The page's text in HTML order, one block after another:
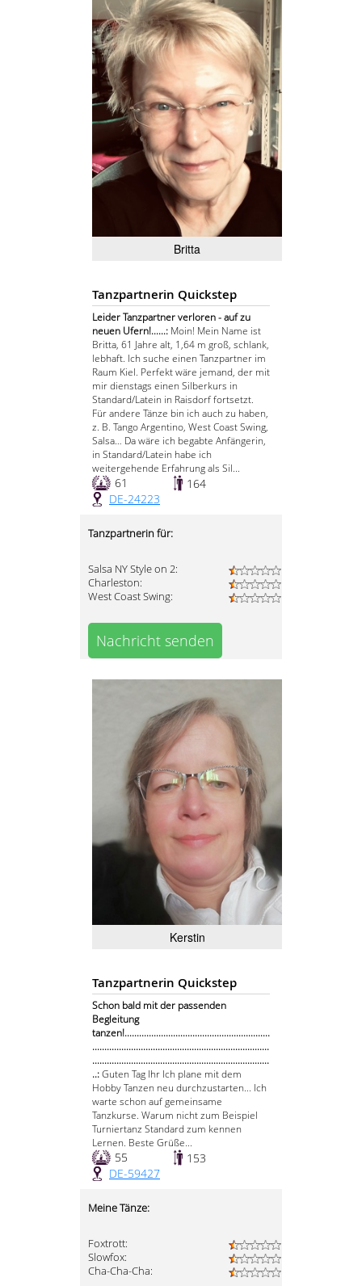
Britta
Tanzpartnerin Quickstep
Leider Tanzpartner verloren - auf zu
neuen Ufern!......: Moin! Mein Name ist
Britta, 61 Jahre alt, 1,64 m groß, schlank,
lebhaft. Ich suche einen Tanzpartner im
Raum Kiel. Perfekt wäre jemand, der mit
mir dienstags einen Silberkurs in
Standard/Latein in Raisdorf fortsetzt.
Für andere Tänze bin ich auch zu haben,
z. B. Tango Argentino, West Coast Swing,
Salsa… Da wäre ich begabte Anfängerin,
in Standard/Latein habe ich
weitergehende Erfahrung als Sil...
61
164
DE-24223
Tanzpartnerin für:
Salsa NY Style on 2:
Charleston:
West Coast Swing:
Nachricht senden
Kerstin
Tanzpartnerin Quickstep
Schon bald mit der passenden
Begleitung
tanzen!............................................................
.........................................................................
.........................................................................
..:Guten Tag Ihr Ich plane mit dem
Hobby Tanzen neu durchzustarten... Ich
warte schon auf gemeinsame
Tanzkurse. Warum nicht zum Beispiel
Turniertanz Standard zum kennen
Lernen. Beste Grüße...
55
153
DE-59427
Meine Tänze:
Foxtrott:
Slowfox:
Cha-Cha-Cha: